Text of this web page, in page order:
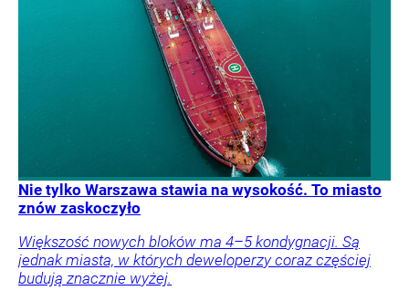
Nie tylko Warszawa stawia na wysokość. To miasto
znów zaskoczyło
Większość nowych bloków ma 4–5 kondygnacji. Są
jednak miasta, w których deweloperzy coraz częściej
budują znacznie wyżej.